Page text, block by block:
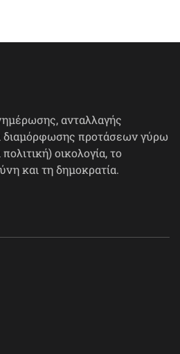
ανταλλαγής
διαμόρφωσης προτάσεων γύρω
οικολογία, το
και τη δημοκρατία.